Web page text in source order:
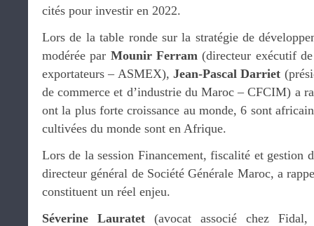
cités pour investir en 2022.
Lors de la table ronde sur la stratégie de
modérée par Mounir Ferram (directeur exécutif
exportateurs – ASMEX), Jean-Pascal Darriet
de commerce et d’industrie du Maroc – CFCIM) a
ont la plus forte croissance au monde, 6 sont
cultivées du monde sont en Afrique.
Lors de la session Financement, fiscalité et gestion
directeur général de Société Générale Maroc, a
constituent un réel enjeu.
Séverine Lauratet (avocat associé chez